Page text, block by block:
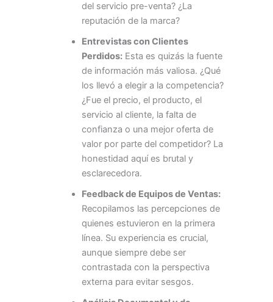
del servicio pre-venta? ¿La
reputación de la marca?
Entrevistas con Clientes
Perdidos:Esta es quizás la fuente
de información más valiosa. ¿Qué
los llevó a elegir a la competencia?
¿Fue el precio, el producto, el
servicio al cliente, la falta de
confianza o una mejor oferta de
valor por parte del competidor? La
honestidad aquí es brutal y
esclarecedora.
Feedback de Equipos de Ventas:
Recopilamos las percepciones de
quienes estuvieron en la primera
línea. Su experiencia es crucial,
aunque siempre debe ser
contrastada con la perspectiva
externa para evitar sesgos.